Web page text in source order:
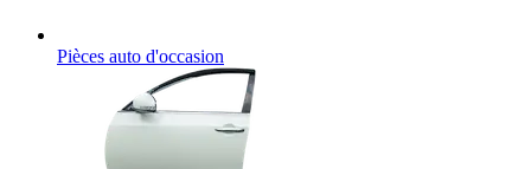
Pièces auto d'occasion